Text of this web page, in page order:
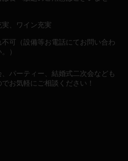
実、ワイン充実
不可（設備等お電話にてお問い合わ
）
、パーティー、結婚式二次会なども
お気軽にご相談ください！